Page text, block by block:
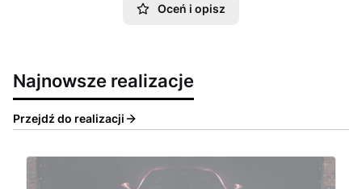
Oceń i opisz
Najnowsze realizacje
Przejdź do realizacji